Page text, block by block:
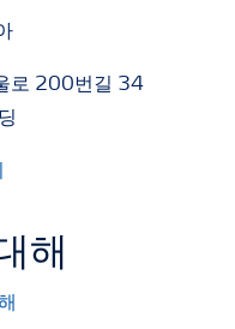
로 200번길 34
해